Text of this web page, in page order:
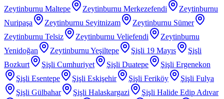
Zeytinburnu Maltepe
Zeytinburnu Merkezefendi
Zeytinburnu
Nuripaşa
Zeytinburnu Seyitnizam
Zeytinburnu Sümer
Zeytinburnu Telsiz
Zeytinburnu Veliefendi
Zeytinburnu
Yenidoğan
Zeytinburnu Yeşiltepe Şişli 19 Mayıs
Şişli
Bozkurt
Şişli Cumhuriyet Şişli Duatepe
Şişli Ergenekon
Şişli Esentepe
Şişli Eskişehir Şişli Feriköy
Şişli Fulya
Şişli Gülbahar
Şişli Halaskargazi
Şişli Halide Edip Adıvar